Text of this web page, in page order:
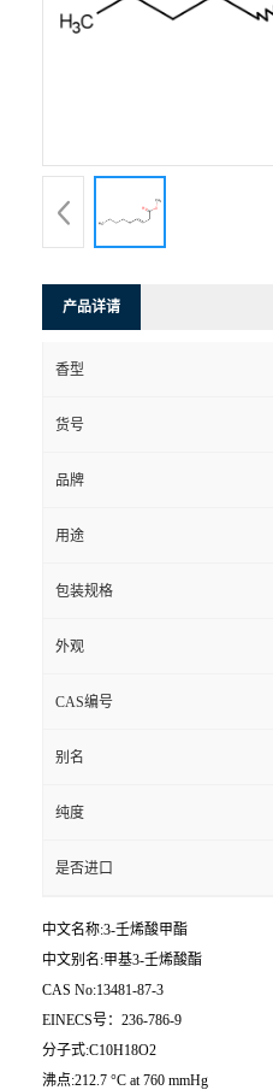
产品详请
香型
货号
品牌
用途
包装规格
外观
CAS编号
别名
纯度
是否进口
中文名称:3-壬烯酸甲酯
中文别名:甲基3-壬烯酸酯
CAS No:13481-87-3
EINECS号：236-786-9
分子式:C10H18O2
沸点:212.7 °C at 760 mmHg